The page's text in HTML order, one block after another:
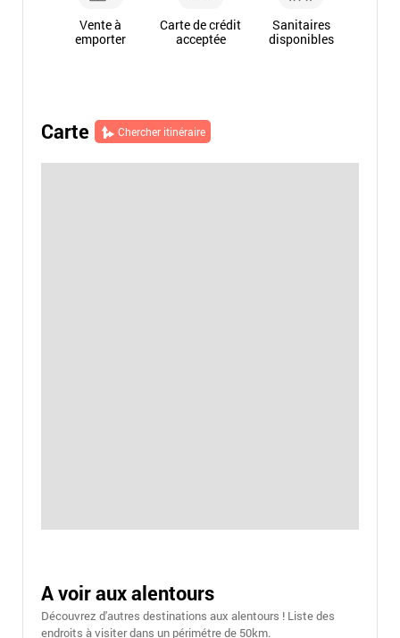
Vente à
emporter
Carte de crédit
acceptée
Sanitaires
disponibles
Carte Chercher itinéraire
A voir aux alentours
Découvrez d'autres destinations aux alentours ! Liste des
endroits à visiter dans un périmétre de 50km.